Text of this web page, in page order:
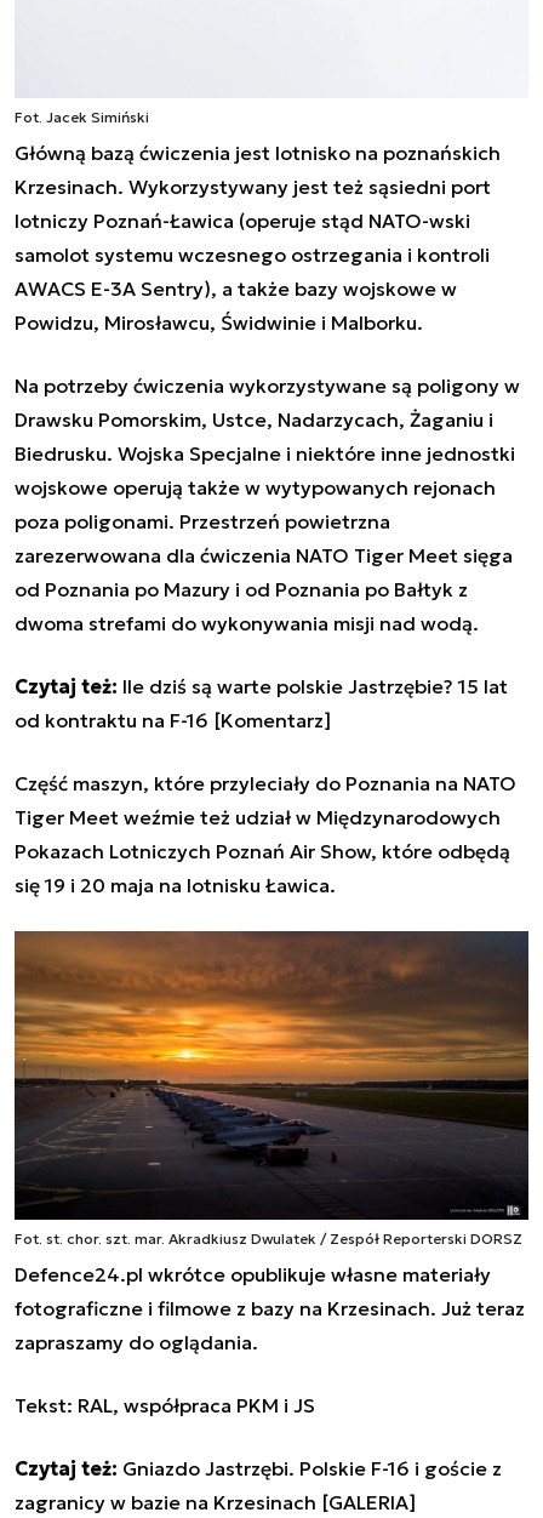
Fot. Jacek Simiński
Główną bazą ćwiczenia jest lotnisko na poznańskich
Krzesinach. Wykorzystywany jest też sąsiedni port
lotniczy Poznań-Ławica (operuje stąd NATO-wski
samolot systemu wczesnego ostrzegania i kontroli
AWACS E-3A Sentry), a także bazy wojskowe w
Powidzu, Mirosławcu, Świdwinie i Malborku.
Na potrzeby ćwiczenia wykorzystywane są poligony w
Drawsku Pomorskim, Ustce, Nadarzycach, Żaganiu i
Biedrusku. Wojska Specjalne i niektóre inne jednostki
wojskowe operują także w wytypowanych rejonach
poza poligonami. Przestrzeń powietrzna
zarezerwowana dla ćwiczenia NATO Tiger Meet sięga
od Poznania po Mazury i od Poznania po Bałtyk z
dwoma strefami do wykonywania misji nad wodą.
Czytaj też: Ile dziś są warte polskie Jastrzębie? 15 lat
od kontraktu na F-16 [Komentarz]
Część maszyn, które przyleciały do Poznania na NATO
Tiger Meet weźmie też udział w Międzynarodowych
Pokazach Lotniczych Poznań Air Show, które odbędą
się 19 i 20 maja na lotnisku Ławica.
Fot. st. chor. szt. mar. Akradkiusz Dwulatek / Zespół Reporterski DORSZ
Defence24.pl wkrótce opublikuje własne materiały
fotograficzne i filmowe z bazy na Krzesinach. Już teraz
zapraszamy do oglądania.
Tekst: RAL, współpraca PKM i JS
Czytaj też: Gniazdo Jastrzębi. Polskie F-16 i goście z
zagranicy w bazie na Krzesinach [GALERIA]